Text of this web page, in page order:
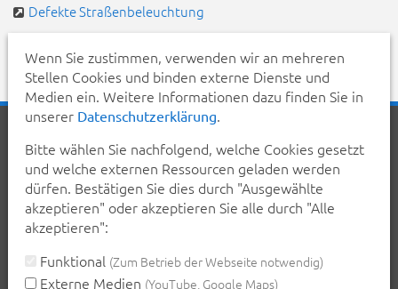
Defekte Straßenbeleuchtung
Inhalt
Erklärung zur Barrierefreiheit
Datenschutzerklärung
Impressum
Teilen Sie diese Seite mit Ihren Bekannten:
Wenn Sie zustimmen, verwenden wir an mehreren
Stellen Cookies und binden externe Dienste und
Medien ein. Weitere Informationen dazu finden Sie in
unserer Datenschutzerklärung.
Bitte wählen Sie nachfolgend, welche Cookies gesetzt
und welche externen Ressourcen geladen werden
dürfen. Bestätigen Sie dies durch "Ausgewählte
akzeptieren" oder akzeptieren Sie alle durch "Alle
akzeptieren":
Funktional (Zum Betrieb der Webseite notwendig)
Externe Medien (YouTube, Google Maps)